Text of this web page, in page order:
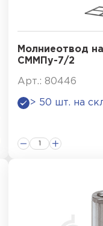
Молниеотвод
СММПу-7/2
Арт.: 80446
> 50 шт. на